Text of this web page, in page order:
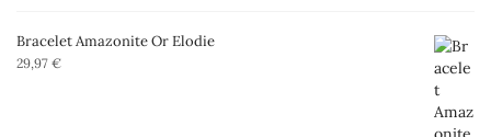
Bracelet Amazonite Or Elodie
29,97 €